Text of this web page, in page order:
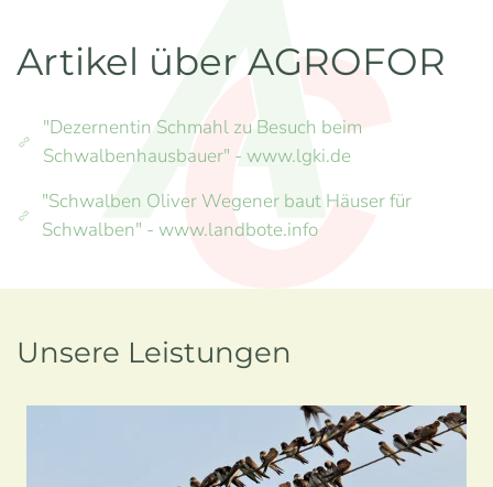
Artikel über AGROFOR
"Dezernentin Schmahl zu Besuch beim
Schwalbenhausbauer" - www.lgki.de
"Schwalben Oliver Wegener baut Häuser für
Schwalben" - www.landbote.info
Unsere Leistungen